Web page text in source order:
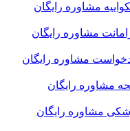
مشاوره رایگان
مشاوره رایگان
مشاوره رایگان
رایگان
رایگان